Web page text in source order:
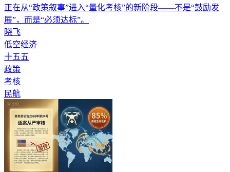
正在从“政策叙事”进入“量化考核”的新阶段——不是“鼓励发
展”，而是“必须达标”。
晓飞
低空经济
十五五
政策
考核
民航